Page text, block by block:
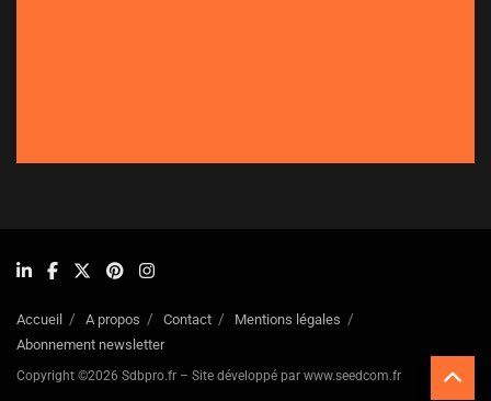
Accueil A propos Contact
Mentions légales
Abonnement newsletter
Copyright ©2026 Sdbpro.fr – Site développé par www.seedcom.fr